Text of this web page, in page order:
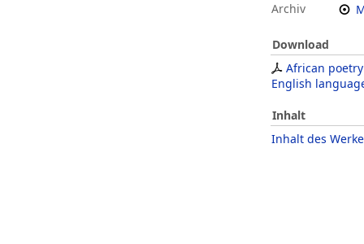
Archiv
Download
African
English
Inhalt
Inhalt des